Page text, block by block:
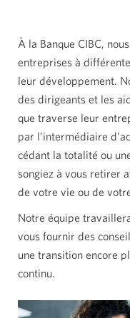
À la Banque CIBC,
entreprises à
leur développement.
des dirigeants et les
que traverse leur
par l’intermédiaire
cédant la totalité ou
songiez à vous retirer
de votre vie ou de
Notre équipe
vous fournir des
une transition encore
continu.